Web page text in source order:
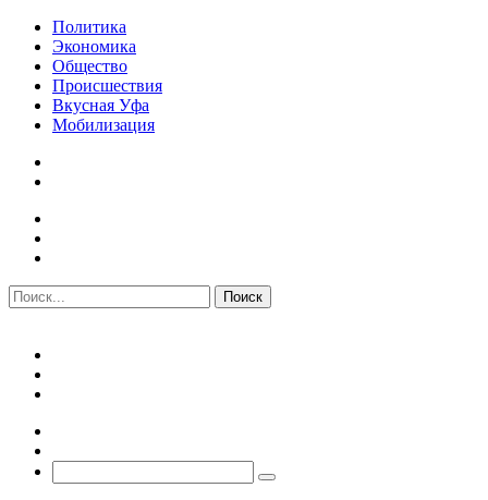
Политика
Экономика
Общество
Происшествия
Вкусная Уфа
Мобилизация